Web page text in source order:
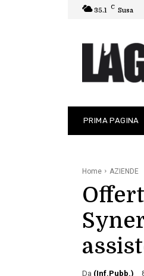
35.1 C Susa
PRIMA PAGINA
Home AZIENDE
Da (Inf.Pubb.)